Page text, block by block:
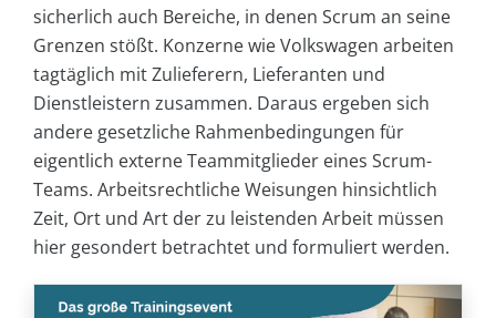
sicherlich auch Bereiche, in denen Scrum an seine
Grenzen stößt. Konzerne wie Volkswagen arbeiten
tagtäglich mit Zulieferern, Lieferanten und
Dienstleistern zusammen. Daraus ergeben sich
andere gesetzliche Rahmenbedingungen für
eigentlich externe Teammitglieder eines Scrum-
Teams. Arbeitsrechtliche Weisungen hinsichtlich
Zeit, Ort und Art der zu leistenden Arbeit müssen
hier gesondert betrachtet und formuliert werden.